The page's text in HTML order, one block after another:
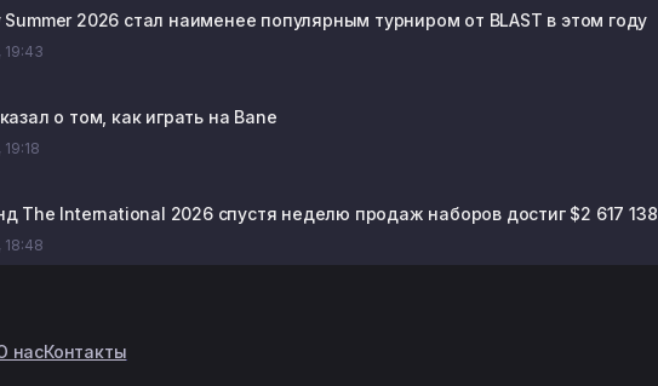
Summer 2026 стал наименее популярным турниром от BLAST в этом году
19:43
о том, как играть на Bane
19:18
The International 2026 спустя неделю продаж наборов достиг $2 617 138
18:48
насКонтакты